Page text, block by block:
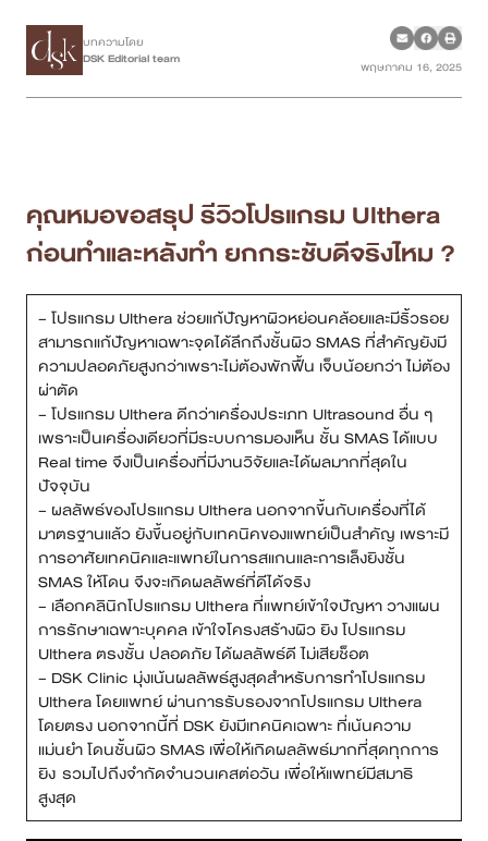
เคสรีวิว
Case Review
โปรโมชั่น
รายชื่อสาขา
สาขา Siam Paragon
สาขา Stadium One
สาขา Asoke
สาขา MRT สุทธิสาร
สาขา เซ็นทรัลปิ่นเกล้า
สาขา บางนา
สาขา CDC
สาขา นครปฐม
ไทย
บทความโดย
DSK Editorial team
พฤษภาคม 16, 2025
คุณหมอขอสรุป รีวิวโปรแกรม Ulthera
ก่อนทำและหลังทำ ยกกระชับดีจริงไหม ?
– โปรแกรม Ulthera ช่วยแก้ปัญหาผิวหย่อนคล้อยและมีริ้วรอย
สามารถแก้ปัญหาเฉพาะจุดได้ลึกถึงชั้นผิว SMAS ที่สำคัญยังมี
ความปลอดภัยสูงกว่าเพราะไม่ต้องพักฟื้น เจ็บน้อยกว่า ไม่ต้อง
ผ่าตัด
– โปรแกรม Ulthera ดีกว่าเครื่องประเภท Ultrasound อื่น ๆ
เพราะเป็นเครื่องเดียวที่มีระบบการมองเห็น ชั้น SMAS ได้แบบ
Real time จึงเป็นเครื่องที่มีงานวิจัยและได้ผลมากที่สุดใน
ปัจจุบัน
– ผลลัพธ์ของโปรแกรม Ulthera นอกจากขึ้นกับเครื่องที่ได้
มาตรฐานแล้ว ยังขึ้นอยู่กับเทคนิคของแพทย์เป็นสำคัญ เพราะมี
การอาศัยเทคนิคและแพทย์ในการสแกนและการเล็งยิงชั้น
SMAS ให้โดน จึงจะเกิดผลลัพธ์ที่ดีได้จริง
– เลือกคลินิกโปรแกรม Ulthera ที่แพทย์เข้าใจปัญหา วางแผน
การรักษาเฉพาะบุคคล เข้าใจโครงสร้างผิว ยิง โปรแกรม
Ulthera ตรงชั้น ปลอดภัย ได้ผลลัพธ์ดี ไม่เสียช็อต
– DSK Clinic มุ่งเน้นผลลัพธ์สูงสุดสำหรับการทำโปรแกรม
Ulthera โดยแพทย์ ผ่านการรับรองจากโปรแกรม Ulthera
โดยตรง นอกจากนี้ที่ DSK ยังมีเทคนิคเฉพาะ ที่เน้นความ
แม่นยำ โดนชั้นผิว SMAS เพื่อให้เกิดผลลัพธ์มากที่สุดทุกการ
ยิง รวมไปถึงจำกัดจำนวนเคสต่อวัน เพื่อให้แพทย์มีสมาธิ
สูงสุด